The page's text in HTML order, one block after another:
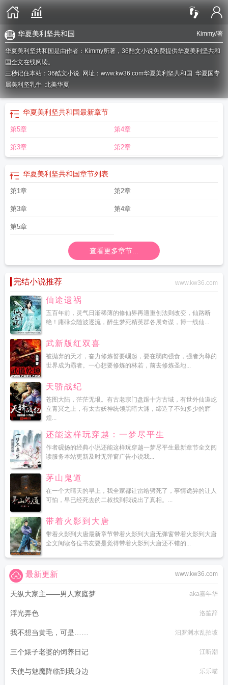
Kimmy/著
华夏美利坚共和国
华夏美利坚共和国是由作者：Kimmy所著，36酷文小说免费提供华夏美利坚共和
国全文在线阅读。
三秒记住本站：36酷文小说 网址：www.kw36.com华夏美利坚共和国 华夏国专
属美利坚乳牛 北美华夏
华夏美利坚共和国最新章节
第5章 第4章
第3章 第2章
华夏美利坚共和国章节列表
第1章 第2章
第3章 第4章
第5章
查看更多章节...
完结小说推荐 www.kw36.com
仙途遗祸
五百年前，灵气日渐稀薄的修仙界再遭重创法则改变，仙路断
绝！庸碌众随波逐流，醉生梦死精英群各展奇谋，博一线仙...
武新版红双喜
被抛弃的天才，奋力修炼誓要崛起，要在弱肉强食，强者为尊的
世界成为霸者。一心想要修炼的林若，前去修炼圣地...
天骄战纪
苍图大陆，茫茫无垠。有古老宗门盘踞十方古域，有世外仙道屹
立青冥之上，有太古妖神统领黑暗大渊，缔造了不知多少的辉
煌...
还能这样玩穿越：一梦尽平生
作者砚扬的经典小说还能这样玩穿越一梦尽平生最新章节全文阅
读服务本站更新及时无弹窗广告小说我...
茅山鬼道
在一个大晴天的早上，我全家都让雷给劈死了，事情诡异的让人
可怕，早已经死去的二叔找到我说出了真相。...
带着火影到大唐
带着火影到大唐最新章节带着火影到大唐无弹窗带着火影到大唐
全文阅读各位书友要是觉得带着火影到大唐还不错的...
www.kw36.com
最新更新
天纵大家主——男人家庭梦 aka嘉年华
浮光弄色 洛笙辞
我不想当黄毛，可是…… 汨罗渊水乱拍坡
三个婊子老婆的饲养日记 江听潮
天使与魅魔降临到我身边 乐乐喵